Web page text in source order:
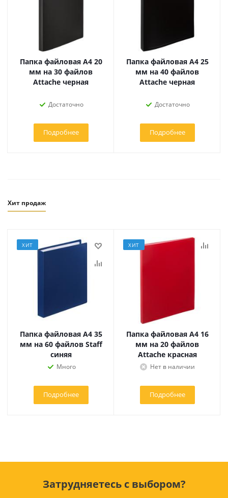
Папка файловая А4 20
мм на 30 файлов
Attache черная
Достаточно
Подробнее
Папка файловая А4 25
мм на 40 файлов
Attache черная
Достаточно
Подробнее
Хит продаж
ХИТ
Папка файловая А4 35
мм на 60 файлов Staff
синяя
Много
Подробнее
ХИТ
Папка файловая А4 16
мм на 20 файлов
Attache красная
Нет в наличии
Подробнее
Затрудняетесь с выбором?